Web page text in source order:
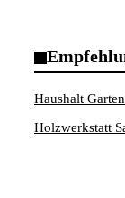
Haushalt
Holzwerkstatt